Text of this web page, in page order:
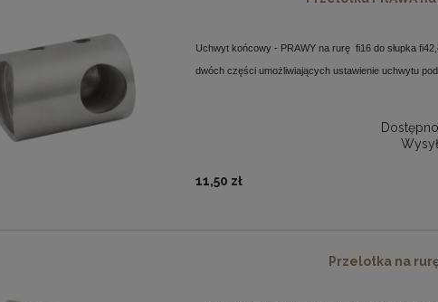
Uchwyt końcowy - PRAWY na rurę fi16 do słupka
dwóch części umożliwiających ustawienie uchwytu
11,50 zł
Przelotka na